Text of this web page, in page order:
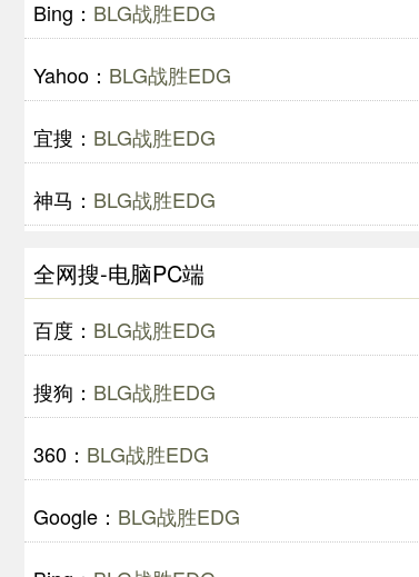
Bing： BLG战胜EDG
Yahoo： BLG战胜EDG
宜搜： BLG战胜EDG
神马： BLG战胜EDG
全网搜-电脑PC端
百度： BLG战胜EDG
搜狗： BLG战胜EDG
360： BLG战胜EDG
Google： BLG战胜EDG